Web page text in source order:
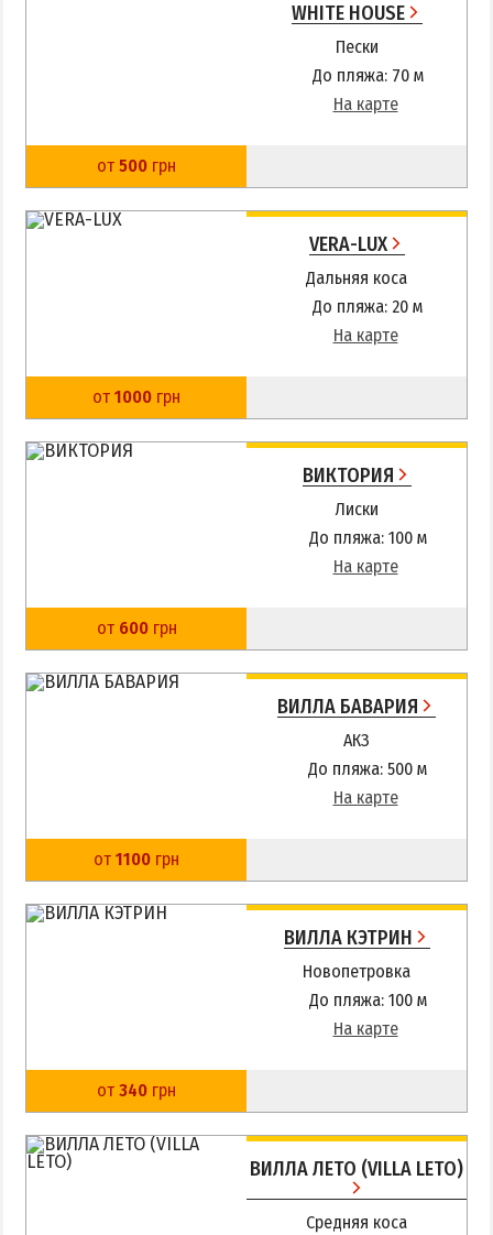
WHITE HOUSE
Пески
До пляжа: 70 м
На карте
от 500 грн
VERA-LUX
Дальняя коса
До пляжа: 20 м
На карте
от 1000 грн
ВИКТОРИЯ
Лиски
До пляжа: 100 м
На карте
от 600грн
ВИЛЛА БАВАРИЯ
АКЗ
До пляжа: 500 м
На карте
от 1100 грн
ВИЛЛА КЭТРИН
Новопетровка
До пляжа: 100 м
На карте
от 340 грн
ВИЛЛА ЛЕТО (VILLA LETO)
Средняя коса